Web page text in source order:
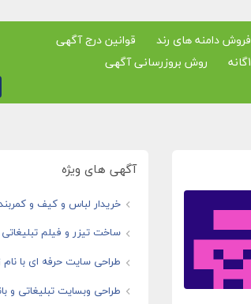
فروش دامنه های رند
قوانین درج آگهی
روش بروزرسانی آگهی
آگهی های ویژه
خریدار لباس و کیف و
ساخت تیزر و فیلم
طراحی سایت حرفه ای با نام
طراحی وبسایت تبلیغاتی و